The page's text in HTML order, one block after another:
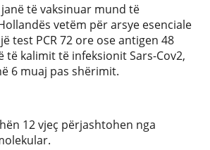
të vaksinuar mund të
vetëm për arsye esenciale
test PCR 72 ore ose antigen 48
të kalimit të infeksionit Sars-Cov2,
6 muaj pas shërimit.
12 vjeç përjashtohen nga